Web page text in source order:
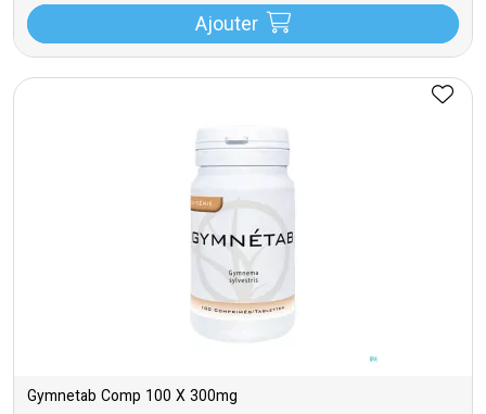
Ajouter
Gymnetab Comp 100 X 300mg